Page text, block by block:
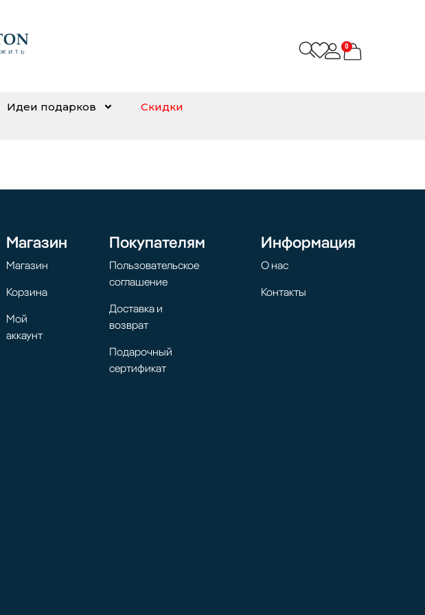
0
Идеи подарков Скидки
Магазин
Магазин
Корзина
Мой
аккаунт
Покупателям
Пользовательское
соглашение
Доставка и
возврат
Подарочный
сертификат
Информация
О нас
Контакты